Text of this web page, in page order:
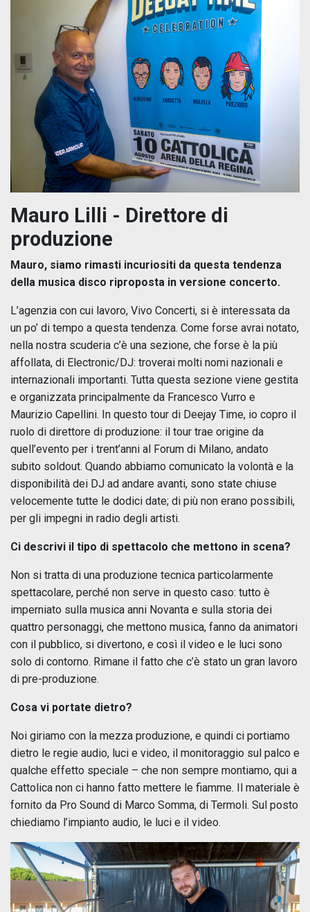
Mauro Lilli - Direttore di
produzione
Mauro, siamo rimasti incuriositi da questa tendenza
della musica disco riproposta in versione concerto.
L’agenzia con cui lavoro, Vivo Concerti, si è interessata da
un po’ di tempo a questa tendenza. Come forse avrai notato,
nella nostra scuderia c’è una sezione, che forse è la più
affollata, di Electronic/DJ: troverai molti nomi nazionali e
internazionali importanti. Tutta questa sezione viene gestita
e organizzata principalmente da Francesco Vurro e
Maurizio Capellini. In questo tour di Deejay Time, io copro il
ruolo di direttore di produzione: il tour trae origine da
quell’evento per i trent’anni al Forum di Milano, andato
subito soldout. Quando abbiamo comunicato la volontà e la
disponibilità dei DJ ad andare avanti, sono state chiuse
velocemente tutte le dodici date; di più non erano possibili,
per gli impegni in radio degli artisti.
Ci descrivi il tipo di spettacolo che mettono in scena?
Non si tratta di una produzione tecnica particolarmente
spettacolare, perché non serve in questo caso: tutto è
imperniato sulla musica anni Novanta e sulla storia dei
quattro personaggi, che mettono musica, fanno da animatori
con il pubblico, si divertono, e così il video e le luci sono
solo di contorno. Rimane il fatto che c’è stato un gran lavoro
di pre-produzione.
Cosa vi portate dietro?
Noi giriamo con la mezza produzione, e quindi ci portiamo
dietro le regie audio, luci e video, il monitoraggio sul palco e
qualche effetto speciale – che non sempre montiamo, qui a
Cattolica non ci hanno fatto mettere le fiamme. Il materiale è
fornito da Pro Sound di Marco Somma, di Termoli. Sul posto
chiediamo l’impianto audio, le luci e il video.